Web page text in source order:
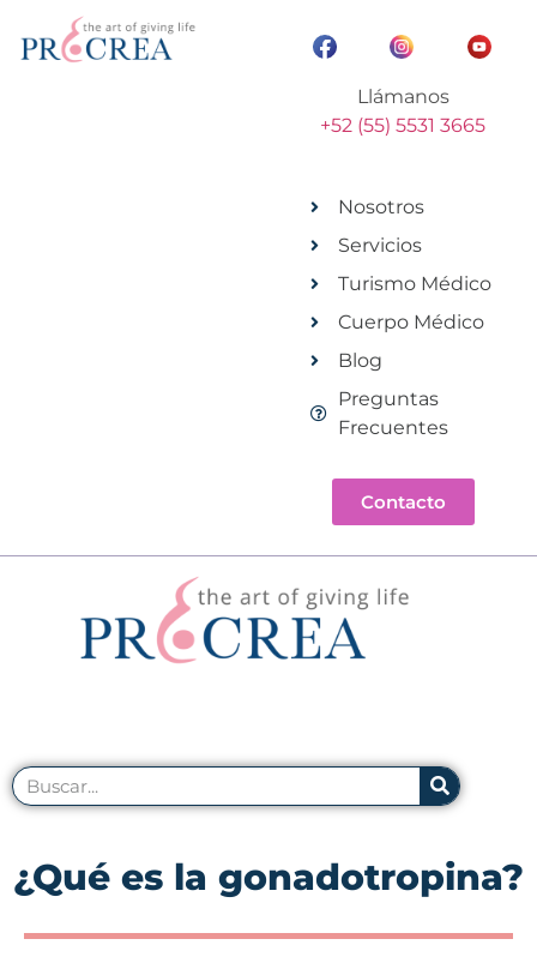
Llámanos
+52 (55) 5531 3665
Nosotros
Servicios
Turismo Médico
Cuerpo Médico
Blog
Preguntas
Frecuentes
Contacto
¿Qué es la gonadotropina?